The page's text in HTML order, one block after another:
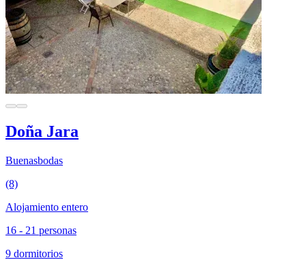
Doña Jara
Buenasbodas
(8)
Alojamiento entero
16 - 21 personas
9 dormitorios